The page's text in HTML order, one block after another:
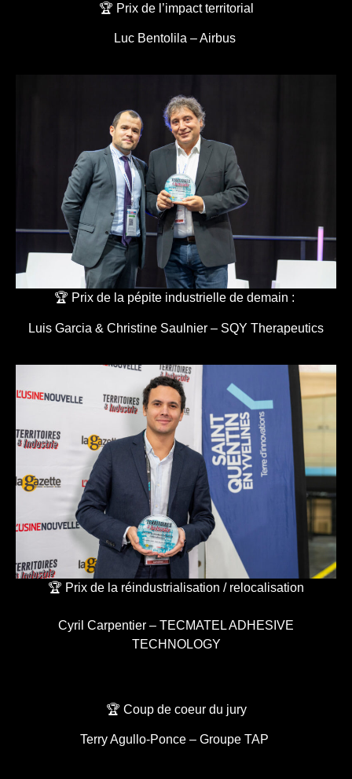
🏆 Prix de l’impact territorial
Luc Bentolila – Airbus
🏆 Prix de la pépite industrielle de demain :
Luis Garcia & Christine Saulnier – SQY Therapeutics
🏆 Prix de la réindustrialisation / relocalisation
Cyril Carpentier – TECMATEL ADHESIVE
TECHNOLOGY
🏆 Coup de coeur du jury
Terry Agullo-Ponce – Groupe TAP